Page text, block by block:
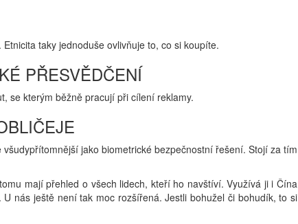
taky jednoduše ovlivňuje to, co si koupíte.
PŘESVĚDČENÍ
se kterým běžně pracují při cílení reklamy.
jako biometrické bezpečnostní řešení. Stojí za tím
mají přehled o všech lidech, kteří ho navštíví. Využívá ji i Čína
nás ještě není tak moc rozšířená. Jestli bohužel či bohudík, to si